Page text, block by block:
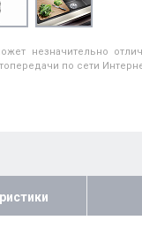
незначительно
по сети